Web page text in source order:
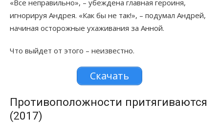
«Все неправильно», – убеждена главная героиня,
игнорируя Андрея. «Как бы не так!», – подумал Андрей,
начиная осторожные ухаживания за Анной.
Что выйдет от этого – неизвестно.
Скачать
Противоположности притягиваются
(2017)